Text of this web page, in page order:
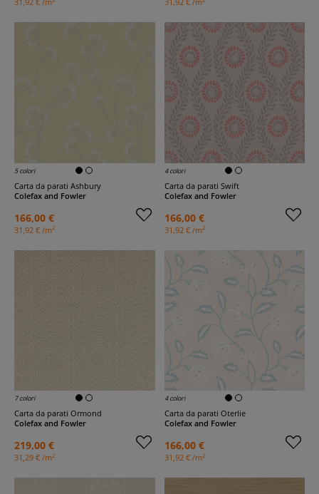
5 colori
Carta da parati Ashbury
Colefax and Fowler
166,00 €
31,92 € /m2
4 colori
Carta da parati Swift
Colefax and Fowler
166,00 €
31,92 € /m2
7 colori
Carta da parati Ormond
Colefax and Fowler
219,00 €
31,29 € /m2
4 colori
Carta da parati Oterlie
Colefax and Fowler
166,00 €
31,92 € /m2